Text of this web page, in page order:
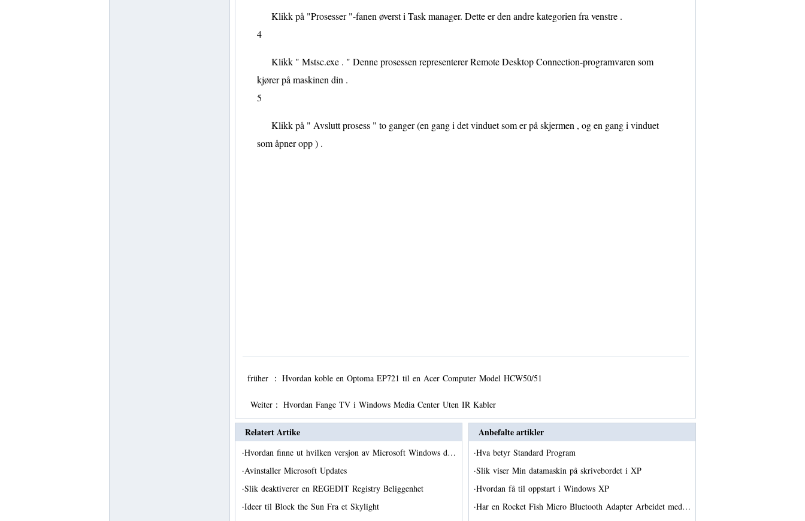
Klikk på "Prosesser "-fanen øverst i Task manager. Dette er den andre kategorien fra venstre .
4
Klikk " Mstsc.exe . " Denne prosessen representerer Remote Desktop Connection-programvaren som
kjører på maskinen din .
5
Klikk på " Avslutt prosess " to ganger (en gang i det vinduet som er på skjermen , og en gang i vinduet
som åpner opp ) .
früher ： Hvordan koble en Optoma EP721 til en Acer Computer Model HCW50/51
Weiter： Hvordan Fange TV i Windows Media Center Uten IR Kabler
Relatert Artike
·Hvordan finne ut hvilken versjon av Microsoft Windows d…
·Avinstaller Microsoft Updates
·Slik deaktiverer en REGEDIT Registry Beliggenhet
·Ideer til Block the Sun Fra et Skylight
Anbefalte artikler
·Hva betyr Standard Program
·Slik viser Min datamaskin på skrivebordet i XP
·Hvordan få til oppstart i Windows XP
·Har en Rocket Fish Micro Bluetooth Adapter Arbeidet med…